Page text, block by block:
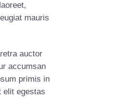
mauris
auctor
accumsan
primis in
elit egestas